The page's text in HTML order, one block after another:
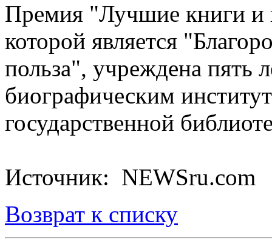
Премия "Лучшие книги и
которой является
польза", учреждена пять
биографическим
государственной
Источник: NEWSru.com
Возврат к списку